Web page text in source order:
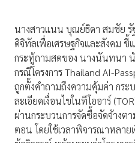
นางสาวแนน บุณย์ธิดา สมชัย รั
ดิจิทัลเพื่อเศรษฐกิจและสังคม
กระทู้ถามสดของ นางนันทนา
กรณีโครงการ Thailand AI-
ถูกตั้งคำถามถึงความคุ้มค่า กระ
ละเอียดเงื่อนไขในทีโออาร์
ผ่านกระบวนการจัดซื้อจัดจ้างต
ตอน โดยใช้เวลาพิจารณาหลา